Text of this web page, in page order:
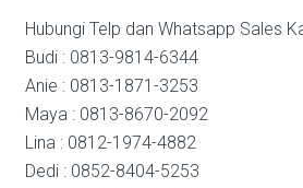
Hubungi Telp dan Whatsapp Sales
Budi : 0813-9814-6344
Anie : 0813-1871-3253
Maya : 0813-8670-2092
Lina : 0812-1974-4882
Dedi : 0852-8404-5253